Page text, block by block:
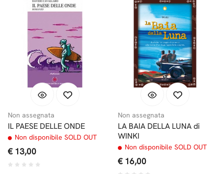
Non assegnata
IL PAESE DELLE ONDE
Non disponibile SOLD OUT
€ 13,00
Non assegnata
LA BAIA DELLA LUNA di
WINKI
Non disponibile SOLD OUT
€ 16,00